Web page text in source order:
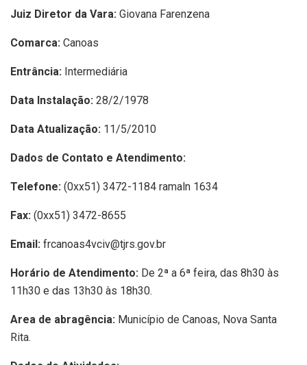
Juiz Diretor da Vara: Giovana Farenzena
Comarca: Canoas
Entrância: Intermediária
Data Instalação: 28/2/1978
Data Atualização: 11/5/2010
Dados de Contato e Atendimento:
Telefone: (0xx51) 3472-1184 ramaln 1634
Fax: (0xx51) 3472-8655
Email: frcanoas4vciv@tjrs.gov.br
Horário de Atendimento: De 2ª a 6ª feira, das 8h30 às
11h30 e das 13h30 às 18h30.
Area de abragência: Município de Canoas, Nova Santa
Rita.